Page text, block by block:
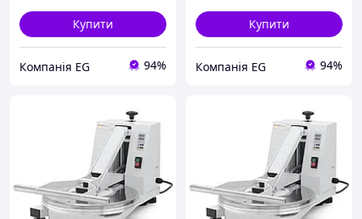
Купити
Компанія EG 94%
Купити
Компанія EG 94%